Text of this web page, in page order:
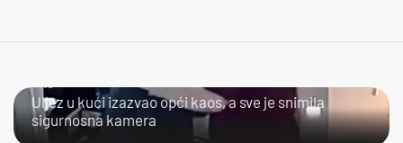
Uljez u kući izazvao opći kaos, a sve je snimila
sigurnosna kamera